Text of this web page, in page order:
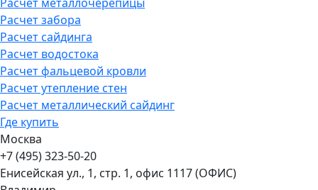
Расчет забора
Расчет сайдинга
Расчет водостока
Расчет фальцевой кровли
Расчет утепление стен
Расчет металлический сайдинг
Где купить
Москва
+7 (495) 323-50-20
Енисейская ул., 1, стр. 1, офис 1117 (ОФИС)